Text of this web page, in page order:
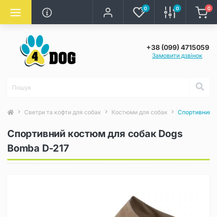
0 0 0
+38 (099) 4715059
Замовити дзвінок
Светри та кофти для собак Костюми для собак Спортивний
Спортивний костюм для собак Dogs
Bomba D-217